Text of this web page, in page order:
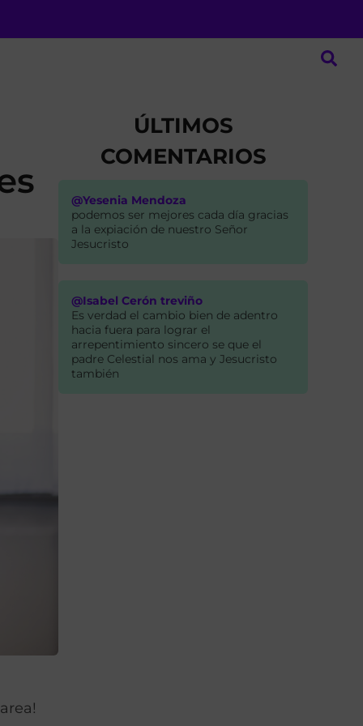
ÚLTIMOS
COMENTARIOS
@Yesenia Mendoza
podemos ser mejores cada día gracias
a la expiación de nuestro Señor
Jesucristo
@Isabel Cerón treviño
Es verdad el cambio bien de adentro
hacia fuera para lograr el
arrepentimiento sincero se que el
padre Celestial nos ama y Jesucristo
también